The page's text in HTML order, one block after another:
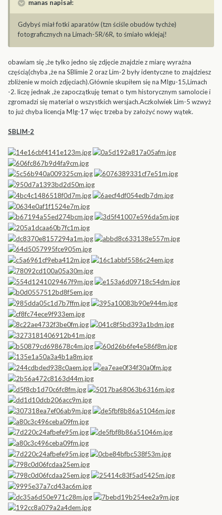
manas napisał:
Gdybyś miał fotki aparatów (tzn ściśle obudów tychże)
fotograficznych na Limach-5R/6R, to śmiało wklejaj!
obawiam się ,że tylko jedno się zdjęcie znajdzie z miarę wyraźna
częścią(chyba ,że na SBlimie 2 oraz Lim-2 były identyczne to znajdziesz
zbliżenie w moich zdjęciach).Głównie skupiłem się na MIgu-15,Limach
-2. liczę jednak ,że zapoczątkuję temat o tym historycznym samolocie i
zgromadzi się materiał o wszystkich wersjach.Aczkolwiek Lim-5 wzwyż
to już chyba licencja MIg-17 więc trzeba by założyć nowy wątek.
SBLIM-2